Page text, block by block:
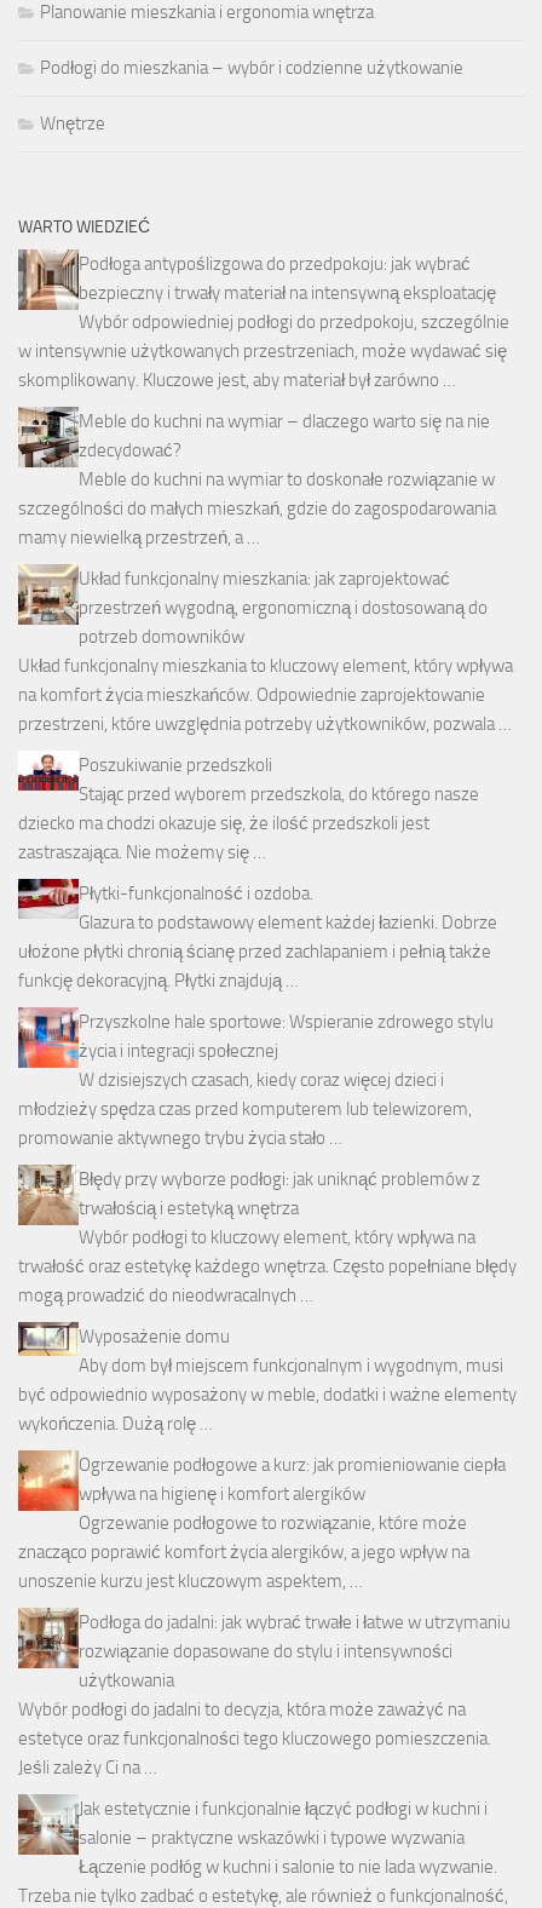
Planowanie mieszkania i ergonomia wnętrza
Podłogi do mieszkania – wybór i codzienne użytkowanie
Wnętrze
WARTO WIEDZIEĆ
Podłoga antypoślizgowa do przedpokoju: jak wybrać
bezpieczny i trwały materiał na intensywną eksploatację
Wybór odpowiedniej podłogi do przedpokoju, szczególnie
w intensywnie użytkowanych przestrzeniach, może wydawać się
skomplikowany. Kluczowe jest, aby materiał był zarówno …
Meble do kuchni na wymiar – dlaczego warto się na nie
zdecydować?
Meble do kuchni na wymiar to doskonałe rozwiązanie w
szczególności do małych mieszkań, gdzie do zagospodarowania
mamy niewielką przestrzeń, a …
Układ funkcjonalny mieszkania: jak zaprojektować
przestrzeń wygodną, ergonomiczną i dostosowaną do
potrzeb domowników
Układ funkcjonalny mieszkania to kluczowy element, który wpływa
na komfort życia mieszkańców. Odpowiednie zaprojektowanie
przestrzeni, które uwzględnia potrzeby użytkowników, pozwala …
Poszukiwanie przedszkoli
Stając przed wyborem przedszkola, do którego nasze
dziecko ma chodzi okazuje się, że ilość przedszkoli jest
zastraszająca. Nie możemy się …
Płytki-funkcjonalność i ozdoba.
Glazura to podstawowy element każdej łazienki. Dobrze
ułożone płytki chronią ścianę przed zachlapaniem i pełnią także
funkcję dekoracyjną. Płytki znajdują …
Przyszkolne hale sportowe: Wspieranie zdrowego stylu
życia i integracji społecznej
W dzisiejszych czasach, kiedy coraz więcej dzieci i
młodzieży spędza czas przed komputerem lub telewizorem,
promowanie aktywnego trybu życia stało …
Błędy przy wyborze podłogi: jak uniknąć problemów z
trwałością i estetyką wnętrza
Wybór podłogi to kluczowy element, który wpływa na
trwałość oraz estetykę każdego wnętrza. Często popełniane błędy
mogą prowadzić do nieodwracalnych …
Wyposażenie domu
Aby dom był miejscem funkcjonalnym i wygodnym, musi
być odpowiednio wyposażony w meble, dodatki i ważne elementy
wykończenia. Dużą rolę …
Ogrzewanie podłogowe a kurz: jak promieniowanie ciepła
wpływa na higienę i komfort alergików
Ogrzewanie podłogowe to rozwiązanie, które może
znacząco poprawić komfort życia alergików, a jego wpływ na
unoszenie kurzu jest kluczowym aspektem, …
Podłoga do jadalni: jak wybrać trwałe i łatwe w utrzymaniu
rozwiązanie dopasowane do stylu i intensywności
użytkowania
Wybór podłogi do jadalni to decyzja, która może zaważyć na
estetyce oraz funkcjonalności tego kluczowego pomieszczenia.
Jeśli zależy Ci na …
Jak estetycznie i funkcjonalnie łączyć podłogi w kuchni i
salonie – praktyczne wskazówki i typowe wyzwania
Łączenie podłóg w kuchni i salonie to nie lada wyzwanie.
Trzeba nie tylko zadbać o estetykę, ale również o funkcjonalność,